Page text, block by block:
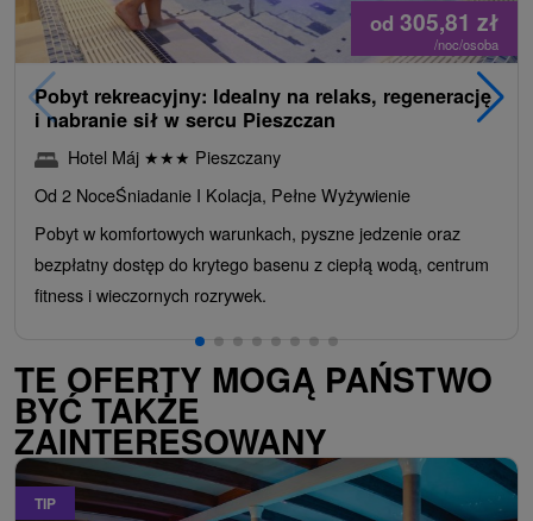
od 305,81 zł
/noc/osoba
Pobyt rekreacyjny: Idealny na relaks, regenerację
i nabranie sił w sercu Pieszczan
Hotel Máj ★★★ Pieszczany
Od 2 NoceŚniadanie I Kolacja, Pełne Wyżywienie
Pobyt w komfortowych warunkach, pyszne jedzenie oraz
bezpłatny dostęp do krytego basenu z ciepłą wodą, centrum
fitness i wieczornych rozrywek.
TE OFERTY MOGĄ PAŃSTWO
BYĆ TAKŻE
ZAINTERESOWANY
TIP